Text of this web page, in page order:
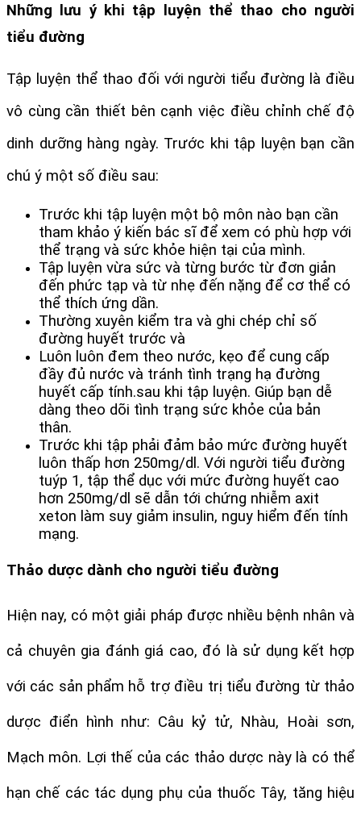
Những lưu ý khi tập luyện thể thao cho người
tiểu đường
Tập luyện thể thao đối với người tiểu đường là điều
vô cùng cần thiết bên cạnh việc điều chỉnh chế độ
dinh dưỡng hàng ngày. Trước khi tập luyện bạn cần
chú ý một số điều sau:
Trước khi tập luyện một bộ môn nào bạn cần
tham khảo ý kiến bác sĩ để xem có phù hợp với
thể trạng và sức khỏe hiện tại của mình.
Tập luyện vừa sức và từng bước từ đơn giản
đến phức tạp và từ nhẹ đến nặng để cơ thể có
thể thích ứng dần.
Thường xuyên kiểm tra và ghi chép chỉ số
đường huyết trước và
Luôn luôn đem theo nước, kẹo để cung cấp
đầy đủ nước và tránh tình trạng hạ đường
huyết cấp tính.sau khi tập luyện. Giúp bạn dễ
dàng theo dõi tình trạng sức khỏe của bản
thân.
Trước khi tập phải đảm bảo mức đường huyết
luôn thấp hơn 250mg/dl. Với người tiểu đường
tuýp 1, tập thể dục với mức đường huyết cao
hơn 250mg/dl sẽ dẫn tới chứng nhiễm axit
xeton làm suy giảm insulin, nguy hiểm đến tính
mạng.
Thảo dược dành cho người tiểu đường
Hiện nay, có một giải pháp được nhiều bệnh nhân và
cả chuyên gia đánh giá cao, đó là sử dụng kết hợp
với các sản phẩm hỗ trợ điều trị tiểu đường từ thảo
dược điển hình như: Câu kỷ tử, Nhàu, Hoài sơn,
Mạch môn. Lợi thế của các thảo dược này là có thể
hạn chế các tác dụng phụ của thuốc Tây, tăng hiệu